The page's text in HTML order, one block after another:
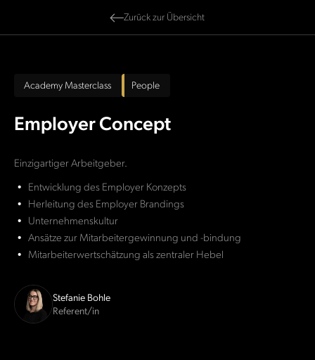
Zurück zur Übersicht
Academy Masterclass People
Employer Concept
Einzigartiger Arbeitgeber.
Entwicklung des Employer Konzepts
Herleitung des Employer Brandings
Unternehmenskultur
Ansätze zur Mitarbeitergewinnung und -bindung
Mitarbeiterwertschätzung als zentraler Hebel
Stefanie Bohle
Referent/in